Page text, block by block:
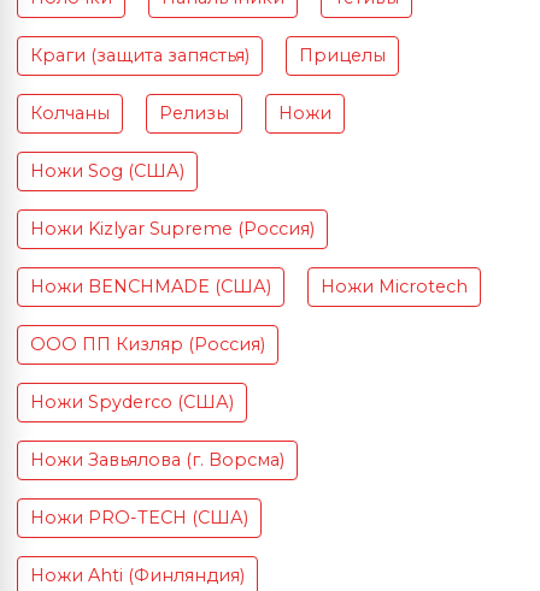
Краги (защита запястья) Прицелы
Колчаны Релизы Ножи
Ножи Sog (США)
Ножи Kizlyar Supreme (Россия)
Ножи BENCHMADE (США) Ножи Microtech
ООО ПП Кизляр (Россия)
Ножи Spyderco (США)
Ножи Завьялова (г. Ворсма)
Ножи PRO-TECH (США)
Ножи Ahti (Финляндия)